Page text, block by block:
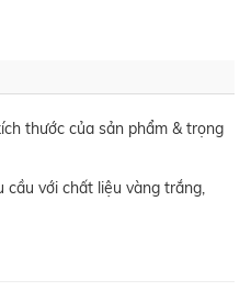
thước của sản phẩm & trọng
cầu với chất liệu vàng trắng,